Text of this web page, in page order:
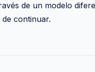
de un modelo
continuar.